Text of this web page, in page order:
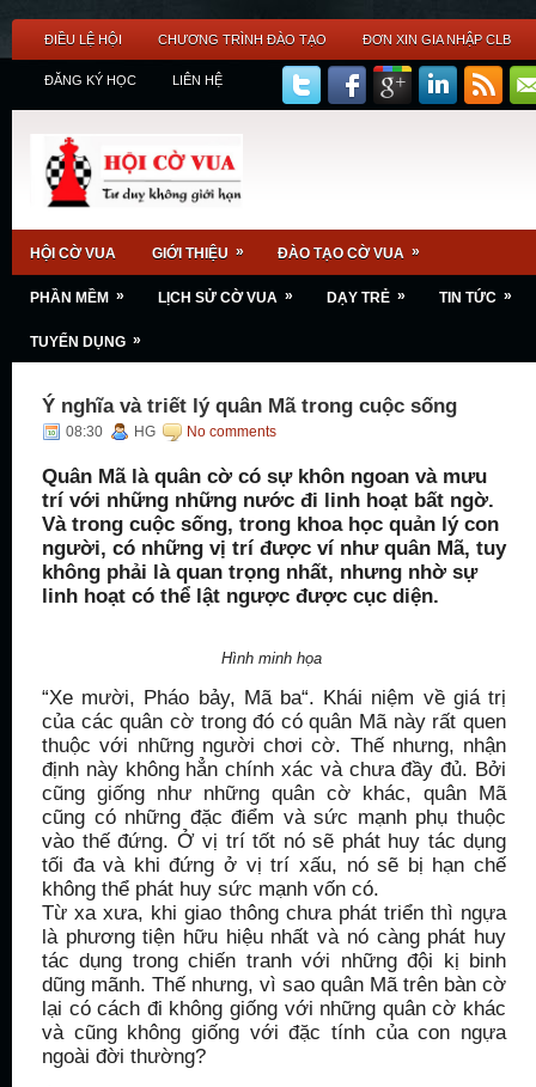
ĐIỀU LỆ HỘI CHƯƠNG TRÌNH ĐÀO TẠO ĐƠN XIN GIA NHẬP CLB
ĐĂNG KÝ HỌC LIÊN HỆ
HỘI CỜ VUA GIỚI THIỆU » ĐÀO TẠO CỜ VUA »
PHẦN MỀM » LỊCH SỬ CỜ VUA » DẠY TRẺ » TIN TỨC »
TUYỂN DỤNG »
Ý nghĩa và triết lý quân Mã trong cuộc sống
08:30 HG No comments
Quân Mã là quân cờ có sự khôn ngoan và mưu
trí với những những nước đi linh hoạt bất ngờ.
Và trong cuộc sống, trong khoa học quản lý con
người, có những vị trí được ví như quân Mã, tuy
không phải là quan trọng nhất, nhưng nhờ sự
linh hoạt có thể lật ngược được cục diện.
Hình minh họa
“Xe mười, Pháo bảy, Mã ba“. Khái niệm về giá trị
của các quân cờ trong đó có quân Mã này rất quen
thuộc với những người chơi cờ. Thế nhưng, nhận
định này không hẳn chính xác và chưa đầy đủ. Bởi
cũng giống như những quân cờ khác, quân Mã
cũng có những đặc điểm và sức mạnh phụ thuộc
vào thế đứng. Ở vị trí tốt nó sẽ phát huy tác dụng
tối đa và khi đứng ở vị trí xấu, nó sẽ bị hạn chế
không thể phát huy sức mạnh vốn có.
Từ xa xưa, khi giao thông chưa phát triển thì ngựa
là phương tiện hữu hiệu nhất và nó càng phát huy
tác dụng trong chiến tranh với những đội kị binh
dũng mãnh. Thế nhưng, vì sao quân Mã trên bàn cờ
lại có cách đi không giống với những quân cờ khác
và cũng không giống với đặc tính của con ngựa
ngoài đời thường?